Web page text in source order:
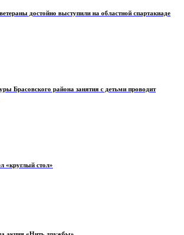
достойно выступили на областной спартакиаде
Брасовского района занятия с детьми проводит
«круглый стол»